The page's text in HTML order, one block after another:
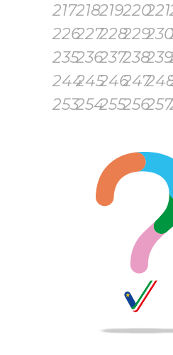
217218219220221
226227228229
235236237238239
244245246247
253254255256257